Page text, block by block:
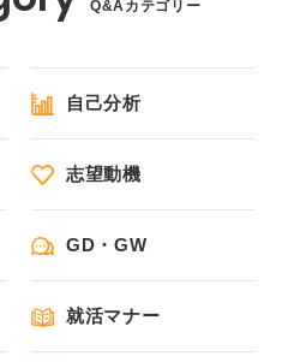
Q&Aカテゴリー
自己分析
志望動機
GD・GW
就活マナー